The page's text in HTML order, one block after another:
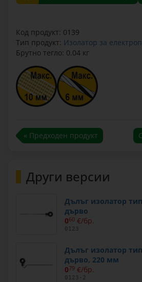
Код продукт: 0139
Тип продукт: Изолатор за
Брутно тегло: 0.04 кг
« Предходен продукт
Други версии
Дълъг изолатор
дърво
060 €/бр.
0123
Дълъг изолатор
дърво, 220 мм
079 €/бр.
0123-2